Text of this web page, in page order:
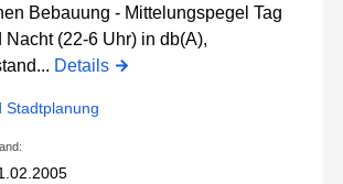
Bebauung - Mittelungspegel Tag
Nacht (22-6 Uhr) in db(A),
Details
Stadtplanung